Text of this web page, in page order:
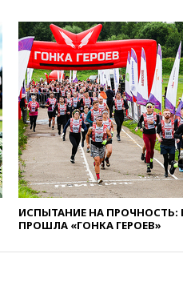
НЛО
вчера, 21:00
Украины с
свыше 6,5
вчера, 20:53
пройдет в
вчера, 20:45
сбила еще
вчера, 20:35
ИСПЫТАНИЕ НА ПРОЧНОСТЬ:
ПРОШЛА «ГОНКА ГЕРОЕВ»